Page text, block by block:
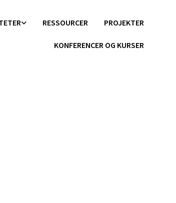
RESSOURCER PROJEKTER
KONFERENCER OG KURSER